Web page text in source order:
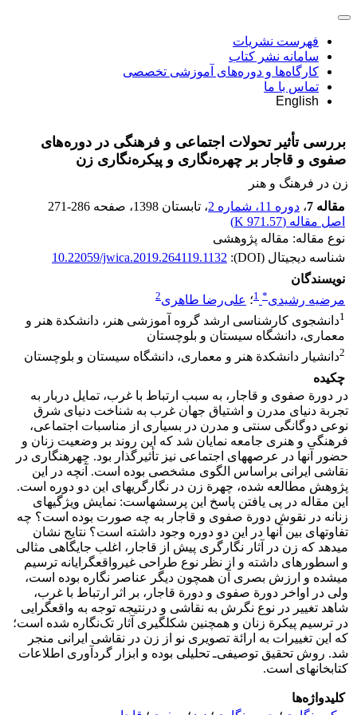
فهرست نشریات
سامانه نشر کتاب
کارگاه‌ها و دوره‌های آموزشی تخصصی
تماس با ما
English
بررسی تأثیر تحولات اجتماعی و فرهنگی در دوره‌های
صفوی و قاجار بر چهره‌نگاری و پیکره‌نگاری زن
زن در فرهنگ و هنر
مقاله 7
، دوره 11، شماره 2 ، تابستان 1398 ، صفحه 271-286
اصل مقاله (971.57 K
)
نوع مقاله: مقاله پژوهشی
شناسه دیجیتال (DOI):
10.22059/jwica.2019.264119.1132
نویسندگان
مرضیه رشیدی*
1؛ علی‌رضا طاهری2
1دانشجوی کارشناسی ارشد گروه آموزشی هنر، دانشکدة هنر و
معماری، دانشگاه سیستان و بلوچستان
2دانشیار دانشکدة هنر و معماری، دانشگاه سیستان و بلوچستان
چکیده
در دورة صفوی و قاجار، به سبب ارتباط با غرب، تمایل دربار به
تجربة دنیای مدرن و اشتیاق جهان غرب به شناخت دنیای شرق
نوعی دوگانگی سنتی و مدرن در بسیاری از مناسبات اجتماعی،
فرهنگی و هنری جامعه نمایان شد که این روند بر وضعیت زنان و
حضور آن‏ها در عرصه‏های اجتماعی نیز تأثیرگذار بود. چهره‏نگاری در
نقاشی ایرانی براساس الگوی مشخصی بوده است. آنچه در این
پژوهش مطالعه ‌شده، چهرة زن در نگارگری‏های این دو دوره است.
این مقاله در پی یافتن پاسخ این پرسش‏هاست: نمایش ویژگی‏های
زنانه در نقوش دورة صفوی و قاجار به چه صورت بوده است؟ چه
تفاوت‏های بین آن‏ها در این دو دوره وجود داشته است؟ نتایج نشان
می‏دهد که زن در آثار نگارگری پیش از قاجار، اغلب جایگاهی مثالی
و اسطوره‏ای داشته و از نظر نوع طراحی غیرواقع‏گرایانه ترسیم
می‏شده و ارزش بصری آن همچون دیگر عناصر نگاره بوده است،
ولی در اواخر دورة صفوی و دورة قاجار، بر اثر ارتباط با غرب،
شاهد تغییر در نوع نگرش به نقاشی و درنتیجه توجه به واقع‏گرایی
در ترسیم پیکرة زنان و همچنین شکل‏گیری آثار تک‌نگاره شده است؛
که این تغییرات به ارائة تصویری نو از زن در نقاشی ایرانی منجر
شد. روش تحقیق توصیفی‌ـ ‏تحلیلی بوده و ابزار گردآوری اطلاعات
کتابخانه‏ای است.
کلیدواژه‌ها